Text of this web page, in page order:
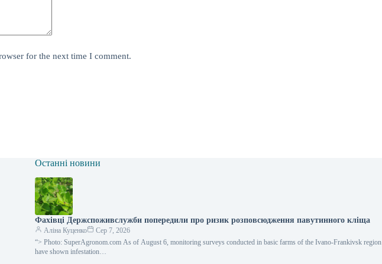
for the next time I comment.
Останні новини
Фахівці Держспоживслужби попередили про ризик розповсюдження павутинного кліща
Аліна Куценко
Сер 7, 2026
“> Photo: SuperAgronom.com As of August 6, monitoring surveys conducted in basic farms of the Ivano-Frankivsk region
have shown infestation…